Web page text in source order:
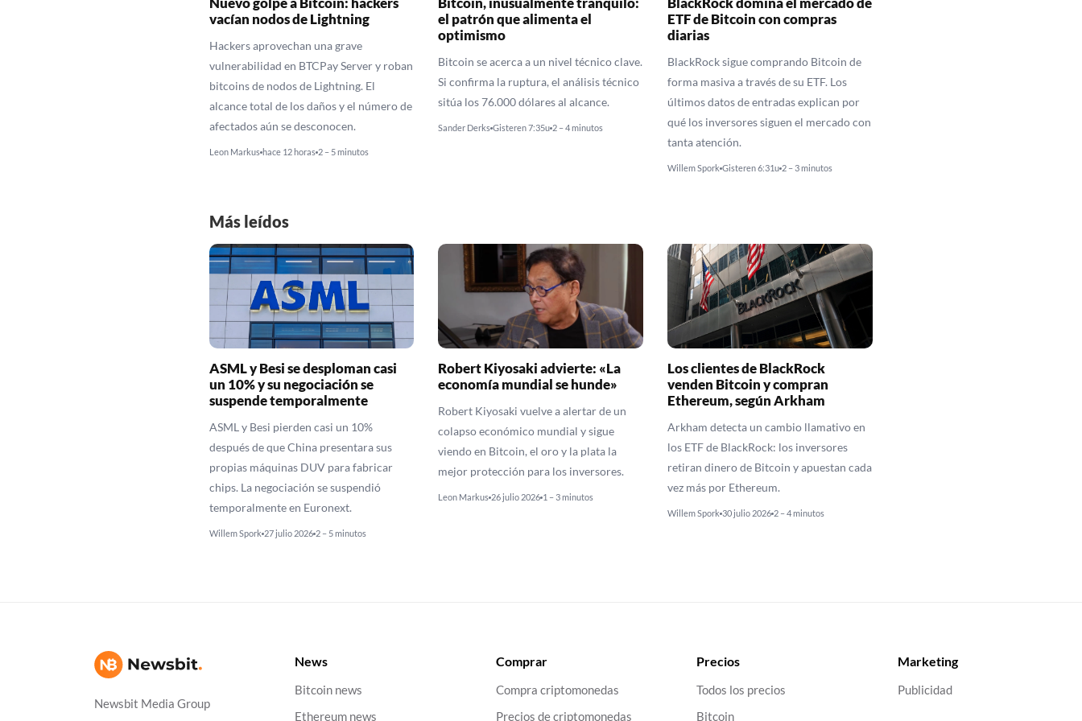
vacían nodos de Lightning
Hackers aprovechan una grave
vulnerabilidad en BTCPay Server y roban
bitcoins de nodos de Lightning. El
alcance total de los daños y el número de
afectados aún se desconocen.
Leon Markus hace 12 horas 2 – 5 minutos
el patrón que alimenta el
optimismo
Bitcoin se acerca a un nivel técnico clave.
Si confirma la ruptura, el análisis técnico
sitúa los 76.000 dólares al alcance.
Sander Derks Gisteren 7:35u 2 – 4 minutos
ETF de Bitcoin con compras
diarias
BlackRock sigue comprando Bitcoin de
forma masiva a través de su ETF. Los
últimos datos de entradas explican por
qué los inversores siguen el mercado con
tanta atención.
Willem Spork Gisteren 6:31u 2 – 3 minutos
Más leídos
ASML y Besi se desploman casi
un 10% y su negociación se
suspende temporalmente
ASML y Besi pierden casi un 10%
después de que China presentara sus
propias máquinas DUV para fabricar
chips. La negociación se suspendió
temporalmente en Euronext.
Willem Spork 27 julio 2026 2 – 5 minutos
Robert Kiyosaki advierte: «La
economía mundial se hunde»
Robert Kiyosaki vuelve a alertar de un
colapso económico mundial y sigue
viendo en Bitcoin, el oro y la plata la
mejor protección para los inversores.
Leon Markus 26 julio 2026 1 – 3 minutos
Los clientes de BlackRock
venden Bitcoin y compran
Ethereum, según Arkham
Arkham detecta un cambio llamativo en
los ETF de BlackRock: los inversores
retiran dinero de Bitcoin y apuestan cada
vez más por Ethereum.
Willem Spork 30 julio 2026 2 – 4 minutos
Newsbit Media Group
News
Bitcoin news
Ethereum news
Comprar
Compra criptomonedas
Precios de criptomonedas
Precios
Todos los precios
Bitcoin
Marketing
Publicidad